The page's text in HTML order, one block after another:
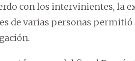
con los intervinientes, la
de varias personas